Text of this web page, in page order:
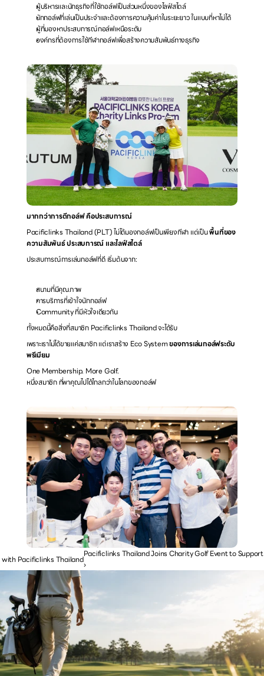
ผู้บริหารและนักธุรกิจที่ใช้กอล์ฟเป็นส่วนหนึ่งของไลฟ์สไตล์
นักกอล์ฟที่เล่นเป็นประจำและต้องการความคุ้มค่าในระยะยาว ในแบบที่หาไม่ได้
ผู้ที่มองหาประสบการณ์กอล์ฟเหนือระดับ
องค์กรที่ต้องการใช้กีฬากอล์ฟเพื่อสร้างความสัมพันธ์ทางธุรกิจ
มากกว่าการตีกอล์ฟ คือประสบการณ์
Pacificlinks Thailand (PLT) ไม่ได้มองกอล์ฟเป็นเพียงกีฬา แต่เป็น พื้นที่ของ
ความสัมพันธ์ ประสบการณ์ และไลฟ์สไตล์
ประสบการณ์การเล่นกอล์ฟที่ดี เริ่มต้นจาก:
สนามที่มีคุณภาพ
การบริการที่เข้าใจนักกอล์ฟ
Community ที่มีหัวใจเดียวกัน
ทั้งหมดนี้คือสิ่งที่สมาชิก Pacificlinks Thailand จะได้รับ
เพราะเราไม่ได้ขายแค่สมาชิก แต่เราสร้าง Eco System ของการเล่นกอล์ฟระดับ
พรีเมียม
One Membership. More Golf.
หนึ่งสมาชิก ที่พาคุณไปได้ไกลกว่าในโลกของกอล์ฟ
Pacificlinks ThailandPacificlinks Thailand Joins Charity Golf Event to
›